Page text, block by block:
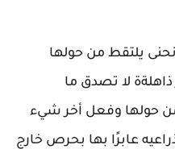
يلتقط من حولها
لا تصدق ما
من حولها وفعل أخر شيء
عابرًا بها بحرص خارج